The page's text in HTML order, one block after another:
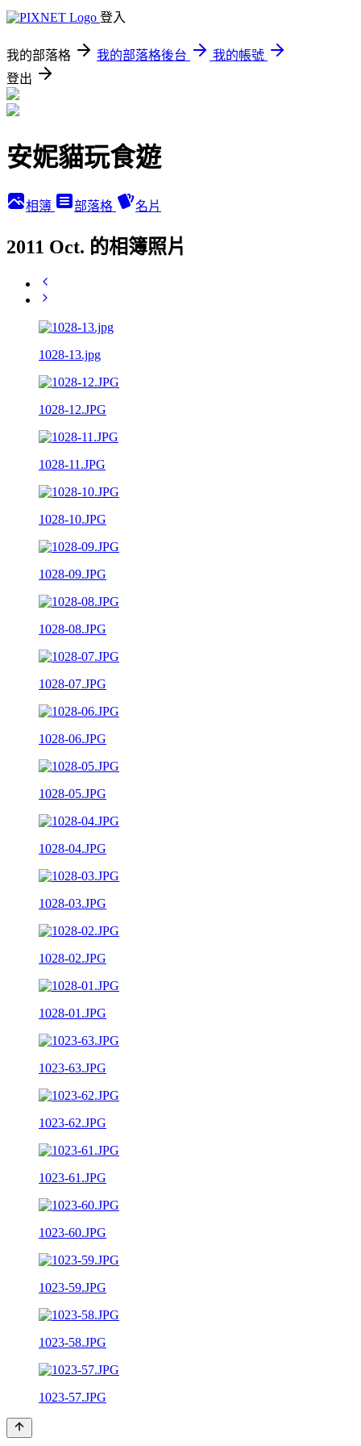
登入
我的部落格 我的部落格後台
我的帳號
登出
安妮貓玩食遊
相簿 部落格 名片
2011 Oct. 的相簿照片
1028-13.jpg
1028-12.JPG
1028-11.JPG
1028-10.JPG
1028-09.JPG
1028-08.JPG
1028-07.JPG
1028-06.JPG
1028-05.JPG
1028-04.JPG
1028-03.JPG
1028-02.JPG
1028-01.JPG
1023-63.JPG
1023-62.JPG
1023-61.JPG
1023-60.JPG
1023-59.JPG
1023-58.JPG
1023-57.JPG